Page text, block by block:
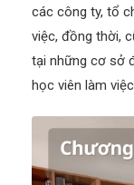
các công ty, tổ
việc, đồng thời,
tại những cơ sở
học viên làm